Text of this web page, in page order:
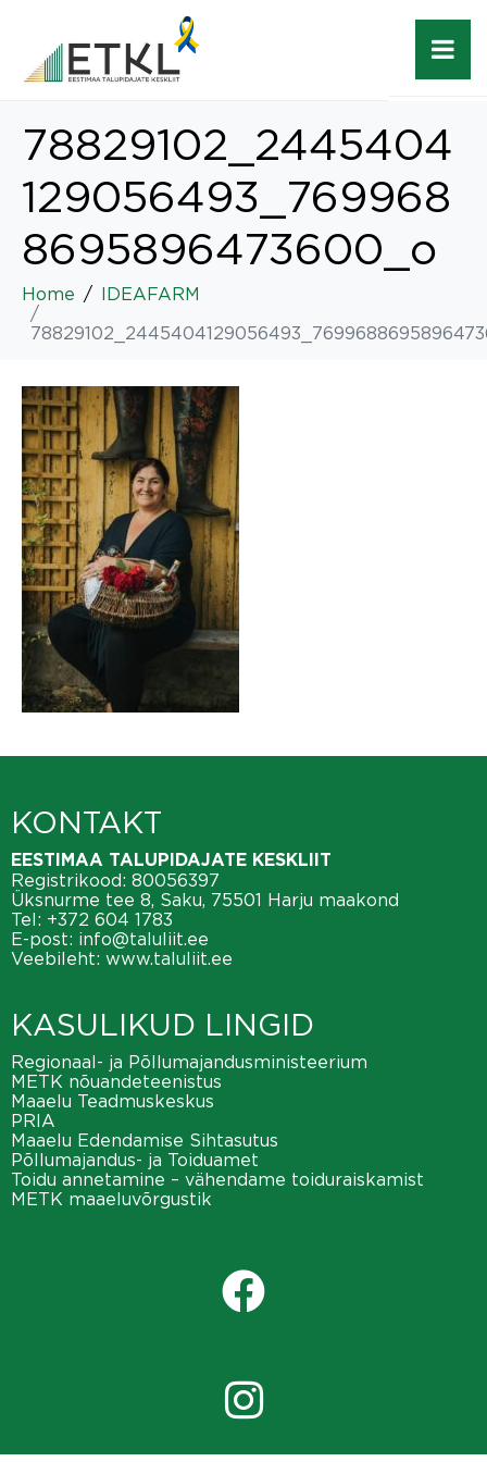
78829102_2445404
129056493_769968
8695896473600_o
Home
IDEAFARM
KONTAKT
EESTIMAA TALUPIDAJATE KESKLIIT
Registrikood: 80056397
Üksnurme tee 8, Saku, 75501 Harju maakond
Tel: +372 604 1783
E-post: info@taluliit.ee
Veebileht: www.taluliit.ee
KASULIKUD LINGID
Regionaal- ja Põllumajandusministeerium
METK nõuandeteenistus
Maaelu Teadmuskeskus
PRIA
Maaelu Edendamise Sihtasutus
Põllumajandus- ja Toiduamet
Toidu annetamine – vähendame toiduraiskamist
METK maaeluvõrgustik